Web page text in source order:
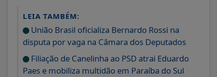
LEIA TAMBÉM:
União Brasil oficializa Bernardo Rossi na
disputa por vaga na Câmara dos Deputados
Filiação de Canelinha ao PSD atrai Eduardo
Paes e mobiliza multidão em Paraíba do Sul